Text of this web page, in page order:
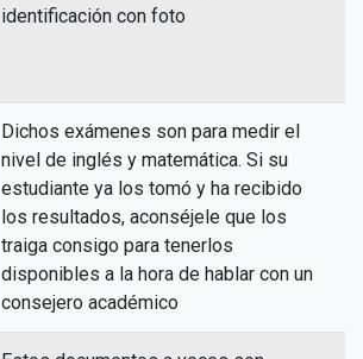
identificación con foto
Dichos exámenes son para medir el
nivel de inglés y matemática. Si su
estudiante ya los tomó y ha recibido
los resultados, aconséjele que los
traiga consigo para tenerlos
disponibles a la hora de hablar con un
consejero académico